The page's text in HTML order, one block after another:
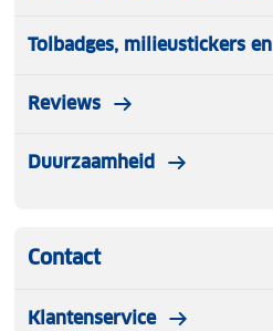
Tolbadges, milieustickers
Reviews
Duurzaamheid
Contact
Klantenservice